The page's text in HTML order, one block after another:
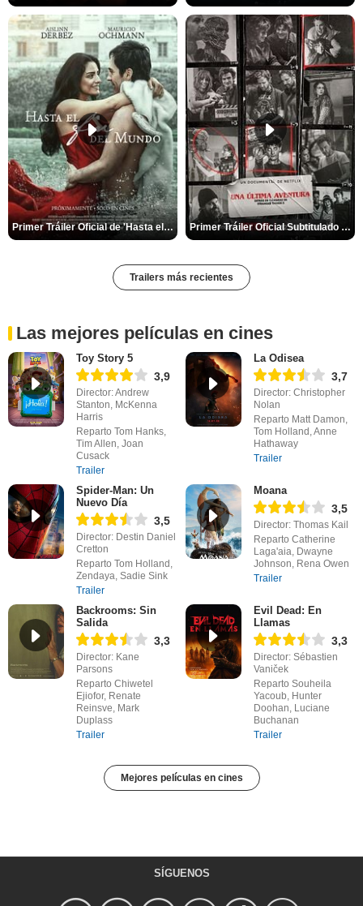
Primer Tráiler Oficial de 'Hasta el fin del mundo' Primer Tráiler Oficial Subtitulado de 'Una última aventura: Detrás de cámaras de Stranger Things 5'
Trailers más recientes
Las mejores películas en cines
Toy Story 5
3,9
Director: Andrew
Stanton, McKenna
Harris
Reparto Tom Hanks,
Tim Allen, Joan
Cusack
Trailer
La Odisea
3,7
Director: Christopher
Nolan
Reparto Matt Damon,
Tom Holland, Anne
Hathaway
Trailer
Spider-Man: Un
Nuevo Día
3,5
Director: Destin Daniel
Cretton
Reparto Tom Holland,
Zendaya, Sadie Sink
Trailer
Moana
3,5
Director: Thomas Kail
Reparto Catherine
Laga'aia, Dwayne
Johnson, Rena Owen
Trailer
Backrooms: Sin
Salida
3,3
Director: Kane
Parsons
Reparto Chiwetel
Ejiofor, Renate
Reinsve, Mark
Duplass
Trailer
Evil Dead: En
Llamas
3,3
Director: Sébastien
Vaniček
Reparto Souheila
Yacoub, Hunter
Doohan, Luciane
Buchanan
Trailer
Mejores películas en cines
SÍGUENOS